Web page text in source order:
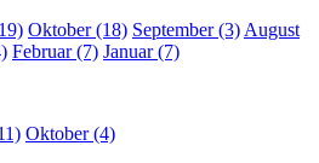
Oktober (18) September (3) August
Februar (7) Januar (7)
Oktober (4)